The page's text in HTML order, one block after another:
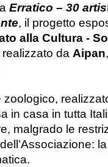
Erratico – 30
, il progetto
alla Cultura -
realizzato da Aipan
zoologico,
in casa in tutta
malgrado le